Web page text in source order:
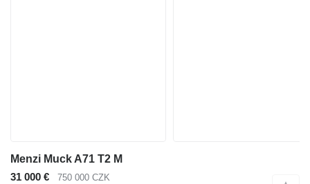
Menzi Muck A71 T2 M
31 000 €
750 000 CZK